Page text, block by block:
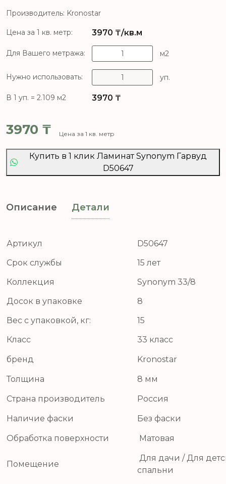
Производитель: Kronostar
Цена за 1 кв. метр: 3970 ₸/кв.м
Для Вашего метража: м2
Нужно использовать: уп.
В 1 уп. = 2.109 м2 3970 ₸
3970 ₸ Цена за 1 кв. метр
Купить в 1 клик Ламинат Synonym Гарвуд
D50647
Описание Детали
Артикул
D50647
Срок службы
15 лет
Коллекция
Synonym 33/8
Досок в упаковке
8
Вес с упаковкой, кг:
15
Класс
33 класс
бренд Kronostar
Толщина 8 мм
Страна производитель Россия
Наличие фаски Без фаски
Обработка поверхности Матовая
Помещение
Для дачи / Для
спальни